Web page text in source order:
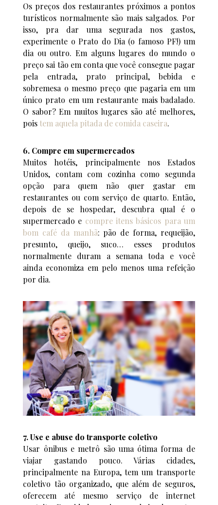
Os preços dos restaurantes próximos a pontos
turísticos normalmente são mais salgados. Por
isso, pra dar uma segurada nos gastos,
experimente o Prato do Dia (o famoso PF!) um
dia ou outro. Em alguns lugares do mundo o
preço sai tão em conta que você consegue pagar
pela entrada, prato principal, bebida e
sobremesa o mesmo preço que pagaria em um
único prato em um restaurante mais badalado.
O sabor? Em muitos lugares são até melhores,
pois tem aquela pitada de comida caseira.
6. Compre em supermercados
Muitos hotéis, principalmente nos Estados
Unidos, contam com cozinha como segunda
opção para quem não quer gastar em
restaurantes ou com serviço de quarto. Então,
depois de se hospedar, descubra qual é o
supermercado e compre itens básicos para um
bom café da manhã: pão de forma, requeijão,
presunto, queijo, suco… esses produtos
normalmente duram a semana toda e você
ainda economiza em pelo menos uma refeição
por dia.
7. Use e abuse do transporte coletivo
Usar ônibus e metrô são uma ótima forma de
viajar gastando pouco. Várias cidades,
principalmente na Europa, tem um transporte
coletivo tão organizado, que além de seguros,
oferecem até mesmo serviço de internet